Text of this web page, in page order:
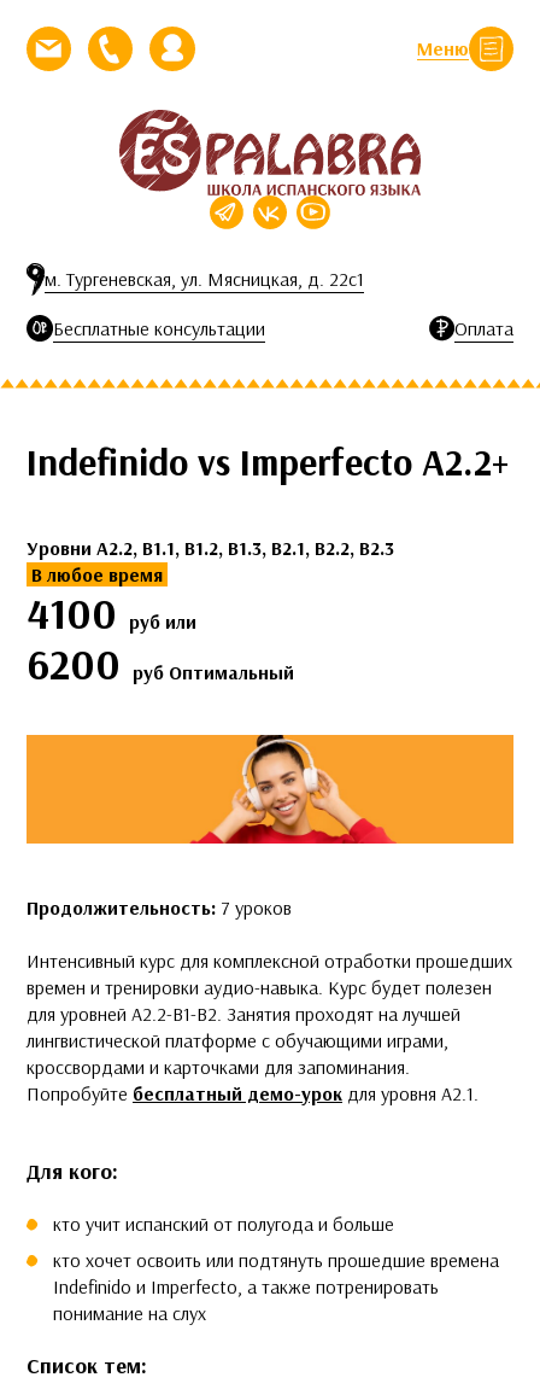
Меню
Закрыть
Напишите нам письмо
Позвоните намЛичный кабинет
м. Тургеневская, ул. Мясницкая, д. 22с1
Бесплатные консультации Оплата
Indefinido vs Imperfecto А2.2+
Уровни A2.2, B1.1, B1.2, B1.3, B2.1, B2.2, B2.3
В любое время
4100 руб или
6200 руб Оптимальный
Продолжительность: 7 уроков
Интенсивный курс для комплексной отработки прошедших
времен и тренировки аудио-навыка. Курс будет полезен
для уровней А2.2-В1-В2. Занятия проходят на лучшей
лингвистической платформе с обучающими играми,
кроссвордами и карточками для запоминания.
Попробуйте бесплатный демо-урок для уровня А2.1.
Для кого:
кто учит испанский от полугода и больше
кто хочет освоить или подтянуть прошедшие времена
Indefinido и Imperfecto, а также потренировать
понимание на слух
Список тем: